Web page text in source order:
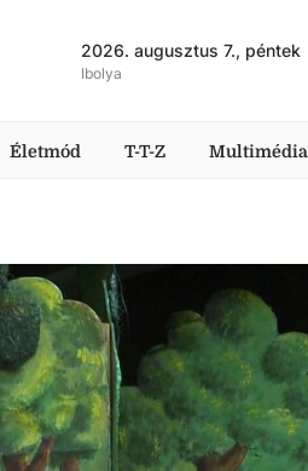
2026. augusztus 7., péntek
Ibolya
Életmód T-T-Z Multimédia